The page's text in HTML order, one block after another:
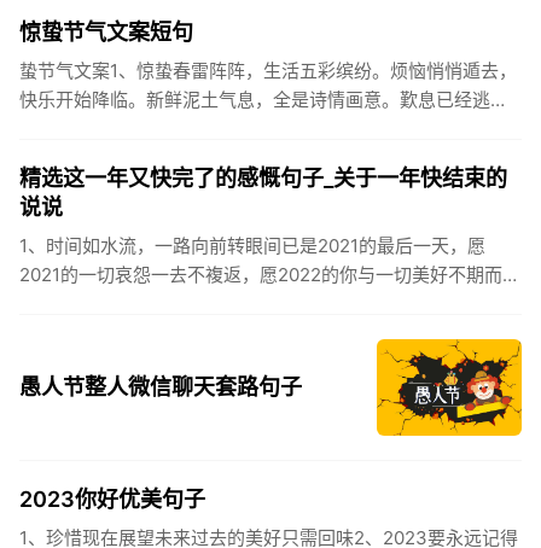
惊蛰节气文案短句
蛰节气文案1、惊蛰春雷阵阵，生活五彩缤纷。烦恼悄悄遁去，
快乐开始降临。新鲜泥土气息，全是诗情画意。歎息已经逃
精选这一年又快完了的感慨句子_关于一年快结束的
说说
1、时间如水流，一路向前转眼间已是2021的最后一天，愿
2021的一切哀怨一去不複返，愿2022的你与一切美好不期而
愚人节整人微信聊天套路句子
2023你好优美句子
1、珍惜现在展望未来过去的美好只需回味2、2023要永远记得